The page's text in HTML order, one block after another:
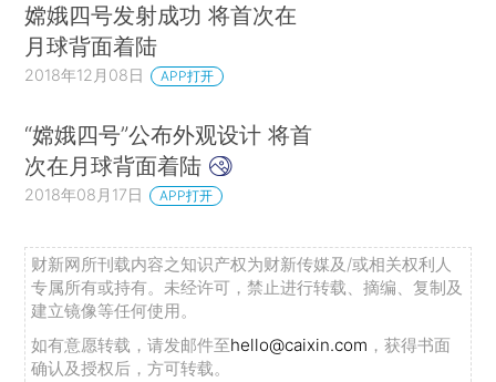
嫦娥四号发射成功 将首次在
月球背面着陆
2018年12月08日 APP打开
“嫦娥四号”公布外观设计 将首
次在月球背面着陆
2018年08月17日 APP打开
财新网所刊载内容之知识产权为财新传媒及/或相关权利人
专属所有或持有。未经许可，禁止进行转载、摘编、复制及
建立镜像等任何使用。
如有意愿转载，请发邮件至hello@caixin.com ，获得书面
确认及授权后，方可转载。